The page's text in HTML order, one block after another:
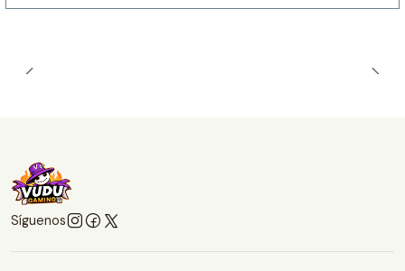
Síguenos